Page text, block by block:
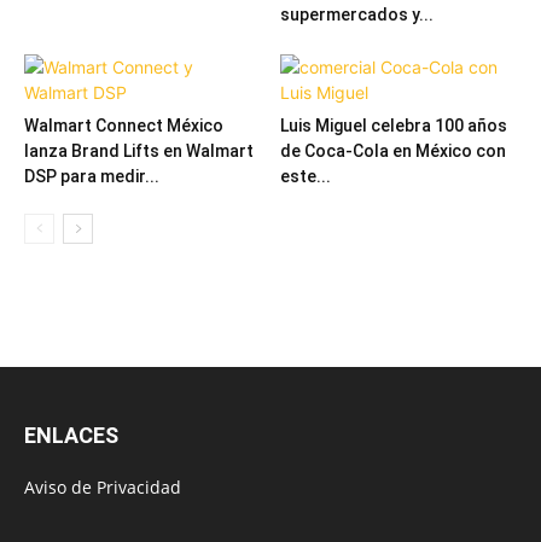
supermercados y...
Walmart Connect México
lanza Brand Lifts en Walmart
DSP para medir...
Luis Miguel celebra 100 años
de Coca-Cola en México con
este...
ENLACES
Aviso de Privacidad